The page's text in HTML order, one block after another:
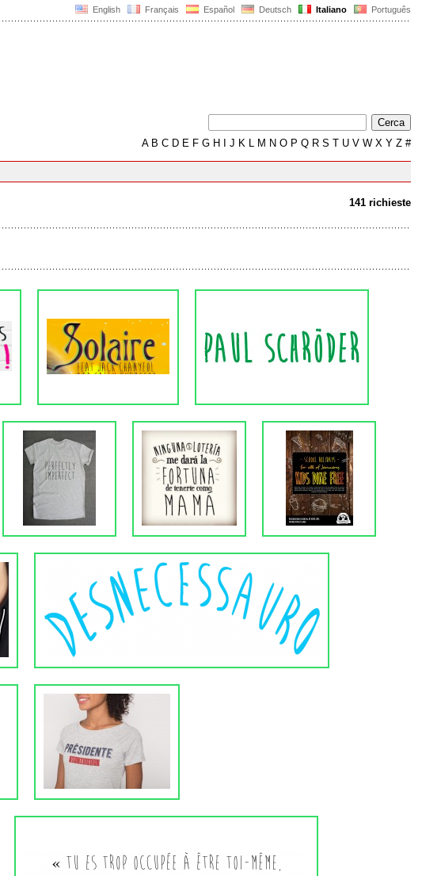
English Français Español Deutsch Italiano Português
AB C D E F G H J K L M N O P Q R S T U V W X Y Z #
141 richieste